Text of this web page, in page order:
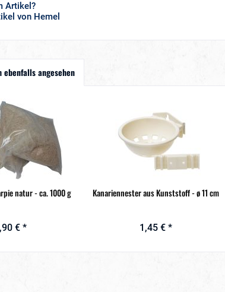
Artikel?
von Hemel
ebenfalls angesehen
natur - ca. 1000 g
€ *
Kanariennester aus Kunststoff - ø 11 cm
1,45 € *